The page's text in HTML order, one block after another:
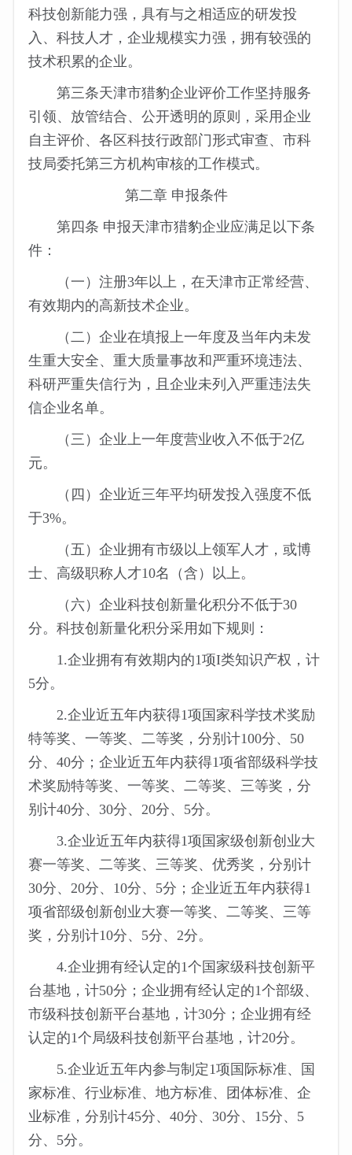
科技创新能力强，具有与之相适应的研发投
入、科技人才，企业规模实力强，拥有较强的
技术积累的企业。
第三条天津市猎豹企业评价工作坚持服务
引领、放管结合、公开透明的原则，采用企业
自主评价、各区科技行政部门形式审查、市科
技局委托第三方机构审核的工作模式。
第二章 申报条件
第四条 申报天津市猎豹企业应满足以下条
件：
（一）注册3年以上，在天津市正常经营、
有效期内的高新技术企业。
（二）企业在填报上一年度及当年内未发
生重大安全、重大质量事故和严重环境违法、
科研严重失信行为，且企业未列入严重违法失
信企业名单。
（三）企业上一年度营业收入不低于2亿
元。
（四）企业近三年平均研发投入强度不低
于3%。
（五）企业拥有市级以上领军人才，或博
士、高级职称人才10名（含）以上。
（六）企业科技创新量化积分不低于30
分。科技创新量化积分采用如下规则：
1.企业拥有有效期内的1项I类知识产权，计
5分。
2.企业近五年内获得1项国家科学技术奖励
特等奖、一等奖、二等奖，分别计100分、50
分、40分；企业近五年内获得1项省部级科学技
术奖励特等奖、一等奖、二等奖、三等奖，分
别计40分、30分、20分、5分。
3.企业近五年内获得1项国家级创新创业大
赛一等奖、二等奖、三等奖、优秀奖，分别计
30分、20分、10分、5分；企业近五年内获得1
项省部级创新创业大赛一等奖、二等奖、三等
奖，分别计10分、5分、2分。
4.企业拥有经认定的1个国家级科技创新平
台基地，计50分；企业拥有经认定的1个部级、
市级科技创新平台基地，计30分；企业拥有经
认定的1个局级科技创新平台基地，计20分。
5.企业近五年内参与制定1项国际标准、国
家标准、行业标准、地方标准、团体标准、企
业标准，分别计45分、40分、30分、15分、5
分、5分。